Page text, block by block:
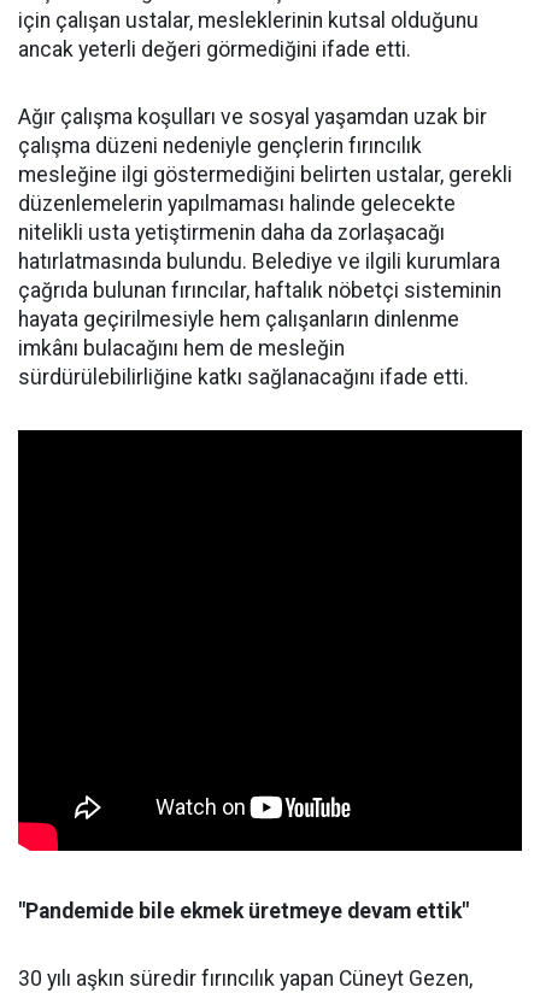
için çalışan ustalar, mesleklerinin kutsal olduğunu
ancak yeterli değeri görmediğini ifade etti.
Ağır çalışma koşulları ve sosyal yaşamdan uzak bir
çalışma düzeni nedeniyle gençlerin fırıncılık
mesleğine ilgi göstermediğini belirten ustalar, gerekli
düzenlemelerin yapılmaması halinde gelecekte
nitelikli usta yetiştirmenin daha da zorlaşacağı
hatırlatmasında bulundu. Belediye ve ilgili kurumlara
çağrıda bulunan fırıncılar, haftalık nöbetçi sisteminin
hayata geçirilmesiyle hem çalışanların dinlenme
imkânı bulacağını hem de mesleğin
sürdürülebilirliğine katkı sağlanacağını ifade etti.
"Pandemide bile ekmek üretmeye devam ettik"
30 yılı aşkın süredir fırıncılık yapan Cüneyt Gezen,